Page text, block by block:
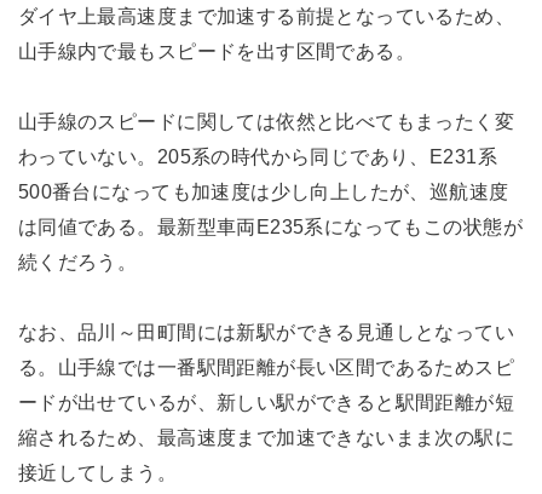
ダイヤ上最高速度まで加速する前提となっているため、
山手線内で最もスピードを出す区間である。
山手線のスピードに関しては依然と比べてもまったく変
わっていない。205系の時代から同じであり、E231系
500番台になっても加速度は少し向上したが、巡航速度
は同値である。最新型車両E235系になってもこの状態が
続くだろう。
なお、品川～田町間には新駅ができる見通しとなってい
る。山手線では一番駅間距離が長い区間であるためスピ
ードが出せているが、新しい駅ができると駅間距離が短
縮されるため、最高速度まで加速できないまま次の駅に
接近してしまう。